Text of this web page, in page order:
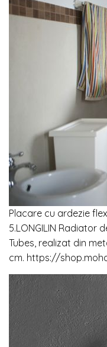
Placare cu ardezie
5.LONGILIN Radiator
Tubes, realizat din
cm. https://